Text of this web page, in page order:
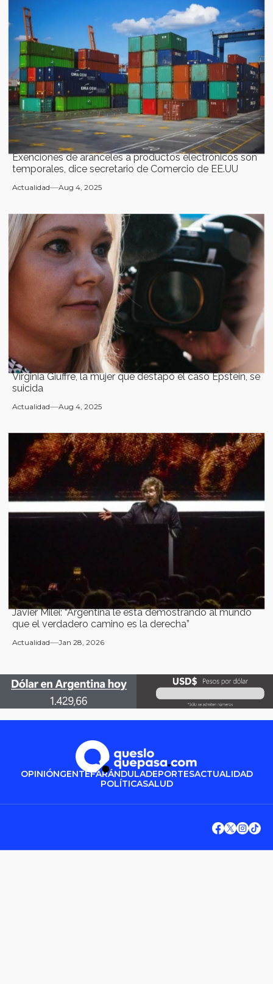
Exenciones de aranceles a productos electrónicos son
temporales, dice secretario de Comercio de EE.UU
Actualidad Aug 4, 2025
Virginia Giuffre, la mujer que destapó el caso Epstein, se
suicida
Actualidad Aug 4, 2025
Javier Milei: “Argentina le está demostrando al mundo
que el verdadero camino es la derecha”
Actualidad Jan 28, 2026
OPINIÓNGENTEFARÁNDULADEPORTESACTUALIDAD
POLÍTICASALUD